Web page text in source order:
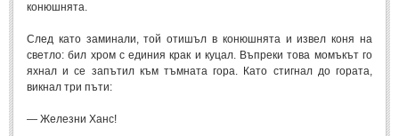
конюшнята.
След като заминали, той отишъл в конюшнята и извел коня на
светло: бил хром с единия крак и куцал. Въпреки това момъкът го
яхнал и се запътил към тъмната гора. Като стигнал до гората,
викнал три пъти:
— Железни Ханс!